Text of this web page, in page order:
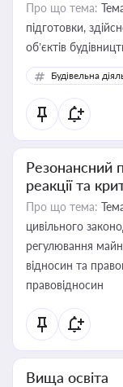
Про що тема:
підготовки,
об’єктів
Будівельна
Резонансний
реакції та
Про що тема:
цивільного
регулювання
відносин та
правовідносин
Вища освіта